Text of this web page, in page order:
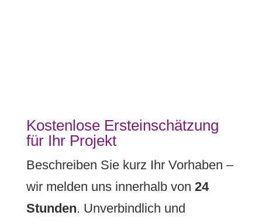
Kostenlose Ersteinschätzung
für Ihr Projekt
Beschreiben Sie kurz Ihr Vorhaben –
wir melden uns innerhalb von 24
Stunden. Unverbindlich und